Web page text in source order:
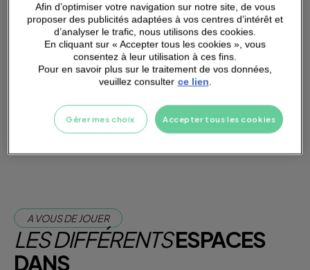
PARKINGA PROXIMITÉ
Je m'abonne dès maintenant
Je teste la salle
A VOUS DE JOUER
LES DIFFÉRENTSESPACES
DANS
Afin d’optimiser votre navigation sur notre site, de vous
proposer des publicités adaptées à vos centres d’intérêt et
d’analyser le trafic, nous utilisons des cookies.
En cliquant sur « Accepter tous les cookies », vous
consentez à leur utilisation à ces fins.
Pour en savoir plus sur le traitement de vos données,
veuillez consulter ce lien.
Accepter tous les cookies
Gérer mes choix